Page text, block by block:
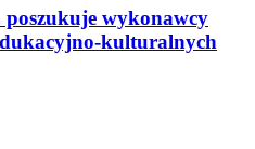
wykonawcy
kulturalnych